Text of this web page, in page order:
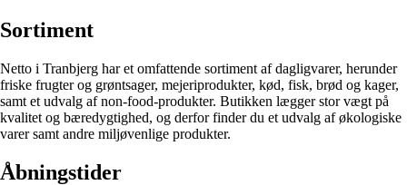
Sortiment
Netto i Tranbjerg har et omfattende sortiment af dagligvarer, herunder
friske frugter og grøntsager, mejeriprodukter, kød, fisk, brød og kager,
samt et udvalg af non-food-produkter. Butikken lægger stor vægt på
kvalitet og bæredygtighed, og derfor finder du et udvalg af økologiske
varer samt andre miljøvenlige produkter.
Åbningstider